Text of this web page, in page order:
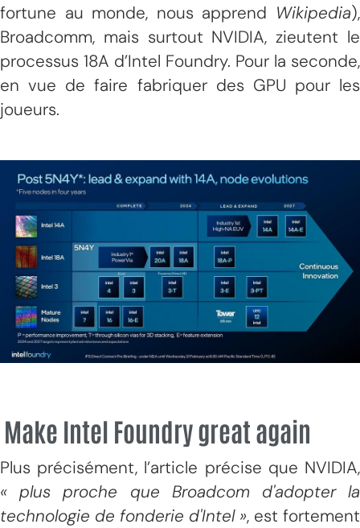
fortune au monde, nous apprend Wikipedia),
Broadcomm, mais surtout NVIDIA, zieutent le
processus 18A d’Intel Foundry. Pour la seconde,
en vue de faire fabriquer des GPU pour les
joueurs.
Make Intel Foundry great again
Plus précisément, l’article précise que NVIDIA,
« plus proche que Broadcom d'adopter la
technologie de fonderie d'Intel », est fortement